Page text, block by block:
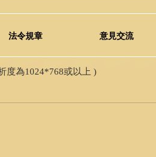
法令規章 意見交流
度為1024*768或以上 )